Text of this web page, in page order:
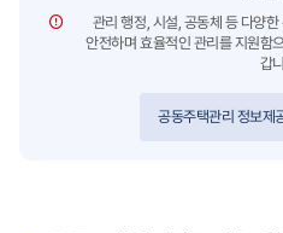
관리 행정, 시설, 공동체 등 다양
안전하며 효율적인 관리를 지원함
갑
공동주택관리 정보제